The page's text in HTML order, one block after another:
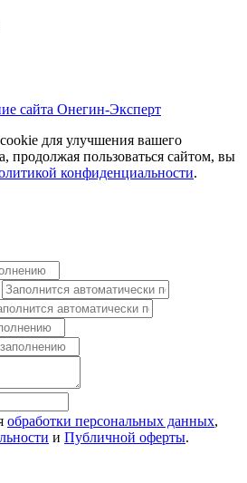
сайта Онегин-Эксперт
для улучшения вашего
продолжая пользоваться сайтом, вы
конфиденциальности.
обработки персональных данных,
и Публичной оферты.